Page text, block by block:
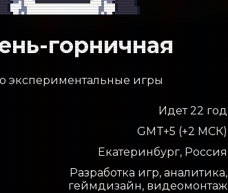
горничная
экспериментальные игры
Идет22 год
GMT+5 (+2 МСК)
Екатеринбург, Россия
Разработка игр, аналитика,
геймдизайн, видеомонтаж